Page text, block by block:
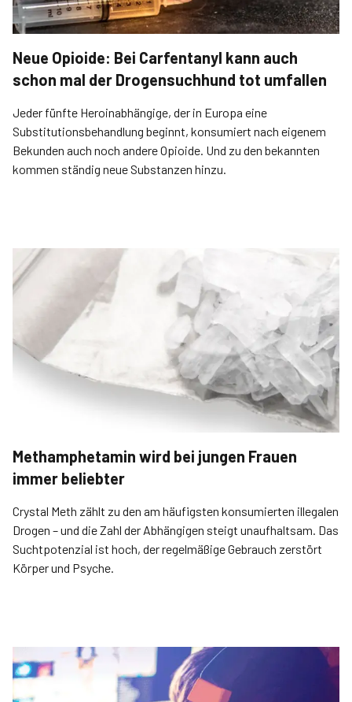
Neue Opioide: Bei Carfentanyl kann auch
schon mal der Drogensuchhund tot umfallen
Jeder fünfte Heroin­abhängige, der in Europa eine
Substitutionsbehandlung beginnt, konsumiert nach eigenem
Bekunden auch noch andere Opioide. Und zu den bekannten
kommen ständig neue Substanzen hinzu.
Methamphetamin wird bei jungen Frauen
immer beliebter
Crystal Meth zählt zu den am häufigsten konsumierten illegalen
Drogen – und die Zahl der Abhängigen steigt unaufhaltsam. Das
Suchtpotenzial ist hoch, der regelmäßige Gebrauch zerstört
Körper und Psyche.